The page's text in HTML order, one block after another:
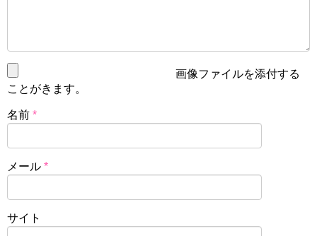
画像ファイルを添付する
ことがきます。
名前 *
メール *
サイト